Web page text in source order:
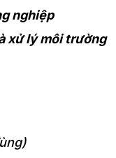
nghiệp
xử lý môi trường